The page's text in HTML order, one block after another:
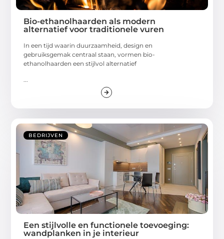
Bio-ethanolhaarden als modern
alternatief voor traditionele vuren
In een tijd waarin duurzaamheid, design en
gebruiksgemak centraal staan, vormen bio-
ethanolhaarden een stijlvol alternatief
...
BEDRIJVEN
Een stijlvolle en functionele toevoeging:
wandplanken in je interieur